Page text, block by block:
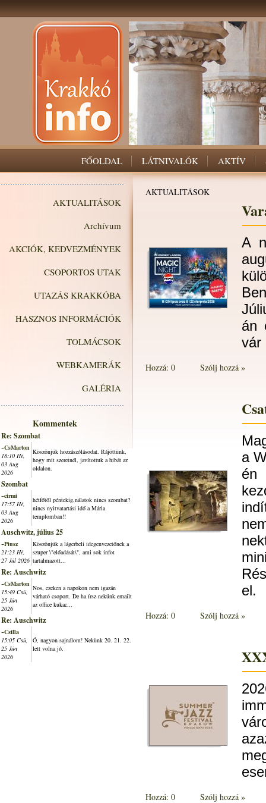
FŐOLDAL LÁTNIVALÓK AKTÍV
AKTUALITÁSOK
Archívum
AKCIÓK, KEDVEZMÉNYEK
CSOPORTOS UTAK
UTAZÁS KRAKKÓBA
HASZNOS INFORMÁCIÓK
TOLMÁCSOK
WEBKAMERÁK
GALÉRIA
Kommentek
Re: Szombat
~CsMarton
18:10 Hé,
03 Aug
2026
Köszönjük hozzászólásodat. Rájöttünk,
hogy mit szeretnél, javítottuk a hibát az
oldalon.
Szombat
~cirmi
17:57 Hé,
03 Aug
2026
hétfőtől péntekig,nálatok nincs szombat?
nincs nyitvatartási idő a Mária
templomban!!
Auschwitz, július 25
~Piusz
21:23 Hé,
27 Júl 2026
Köszönjük a lágerbeli idegenvezetőnek a
szuper \"előadását\", ami sok infot
tartalmazott...
Re: Auschwitz
~CsMarton
15:49 Csü,
25 Jún
2026
Nos, ezeken a napokon nem igazán
várható csoport. De ha írsz nekünk emailt
az office kukac...
Re: Auschwitz
~Csilla
15:05 Csü,
25 Jún
2026
Ó, nagyon sajnálom! Nekünk 20. 21. 22.
lett volna jó.
AKTUALITÁSOK
A
án
vár
Hozzá: 0 Szólj hozzá »
a
én
el.
Hozzá: 0 Szólj hozzá »
Hozzá: 0 Szólj hozzá »